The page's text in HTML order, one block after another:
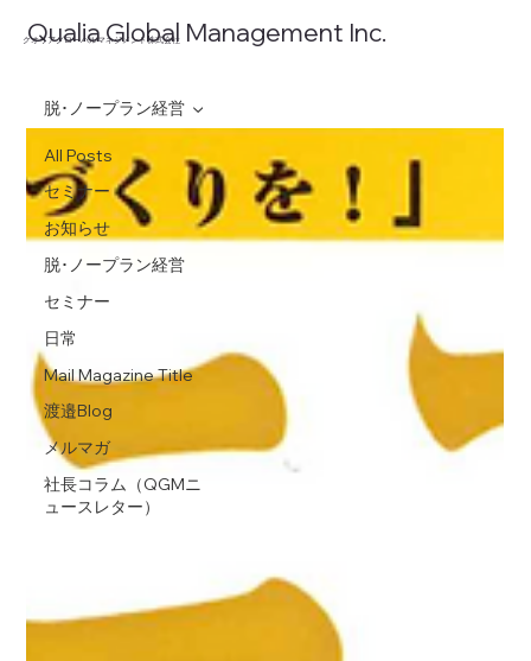
​クオリアグローバルマネジメント株式会社
​Qualia Global Management Inc.
All Posts
セミナー
お知らせ
脱･ノープラン経営
セミナー
日常
Mail Magazine Title
渡邉Blog
メルマガ
社長コラム（QGMニ
ュースレター）
脱･ノープラン経営